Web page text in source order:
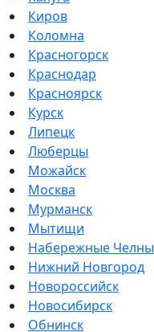
Киров
Коломна
Красногорск
Краснодар
Красноярск
Курск
Липецк
Люберцы
Можайск
Москва
Мурманск
Мытищи
Набережные Челны
Нижний Новгород
Новороссийск
Новосибирск
Обнинск